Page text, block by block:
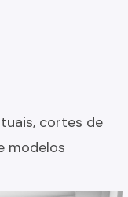
cortes de
modelos